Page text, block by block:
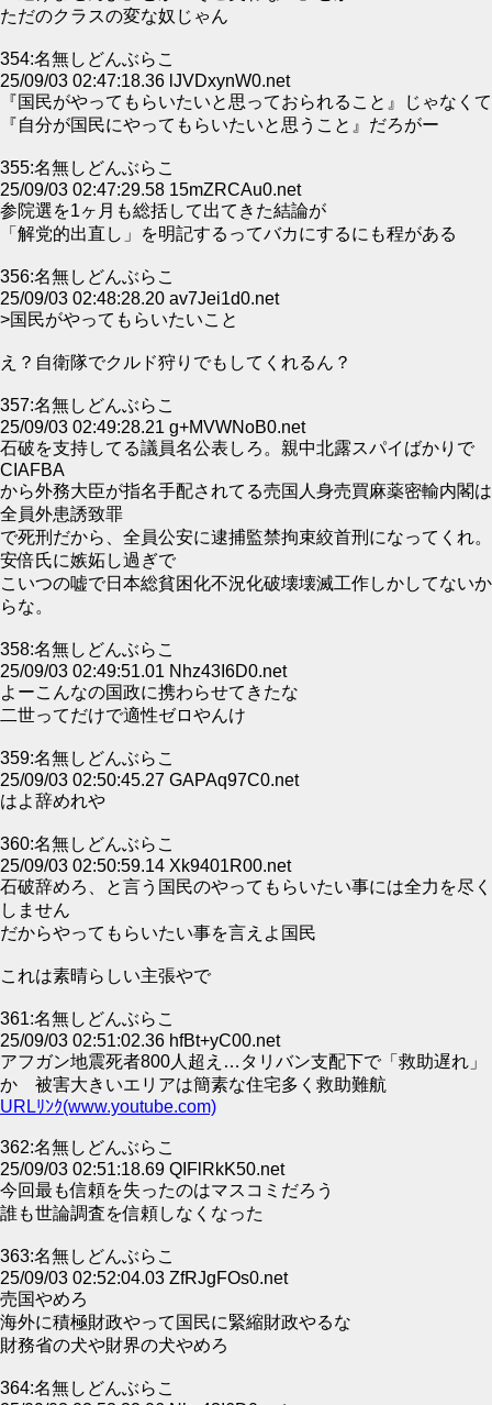
ただのクラスの変な奴じゃん
354:名無しどんぶらこ
25/09/03 02:47:18.36 lJVDxynW0.net
『国民がやってもらいたいと思っておられること』じゃなくて
『自分が国民にやってもらいたいと思うこと』だろがー
355:名無しどんぶらこ
25/09/03 02:47:29.58 15mZRCAu0.net
参院選を1ヶ月も総括して出てきた結論が
「解党的出直し」を明記するってバカにするにも程がある
356:名無しどんぶらこ
25/09/03 02:48:28.20 av7Jei1d0.net
>国民がやってもらいたいこと
え？自衛隊でクルド狩りでもしてくれるん？
357:名無しどんぶらこ
25/09/03 02:49:28.21 g+MVWNoB0.net
石破を支持してる議員名公表しろ。親中北露スパイばかりで
CIAFBA
から外務大臣が指名手配されてる売国人身売買麻薬密輸内閣は
全員外患誘致罪
で死刑だから、全員公安に逮捕監禁拘束絞首刑になってくれ。
安倍氏に嫉妬し過ぎで
こいつの嘘で日本総貧困化不況化破壊壊滅工作しかしてないか
らな。
358:名無しどんぶらこ
25/09/03 02:49:51.01 Nhz43I6D0.net
よーこんなの国政に携わらせてきたな
二世ってだけで適性ゼロやんけ
359:名無しどんぶらこ
25/09/03 02:50:45.27 GAPAq97C0.net
はよ辞めれや
360:名無しどんぶらこ
25/09/03 02:50:59.14 Xk9401R00.net
石破辞めろ、と言う国民のやってもらいたい事には全力を尽く
しません
だからやってもらいたい事を言えよ国民
これは素晴らしい主張やで
361:名無しどんぶらこ
25/09/03 02:51:02.36 hfBt+yC00.net
アフガン地震死者800人超え…タリバン支配下で「救助遅れ」
か 被害大きいエリアは簡素な住宅多く救助難航
URLﾘﾝｸ(www.youtube.com)
362:名無しどんぶらこ
25/09/03 02:51:18.69 QIFlRkK50.net
今回最も信頼を失ったのはマスコミだろう
誰も世論調査を信頼しなくなった
363:名無しどんぶらこ
25/09/03 02:52:04.03 ZfRJgFOs0.net
売国やめろ
海外に積極財政やって国民に緊縮財政やるな
財務省の犬や財界の犬やめろ
364:名無しどんぶらこ